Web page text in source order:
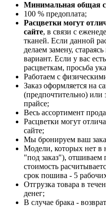
Минимальная общая
100 % предоплата;
Расцветки могут
сайте, в связи с
тканей. Если данной
делаем замену,
вариант. Если у вас
расцветкам, просьба
Работаем с
Заказ оформляется на
(предпочтительно) или
прайсе;
Весь ассортимент
Расцветки могут
сайте;
Мы бронируем ваш
Модели, которых нет в
"под заказ"), отшиваем
стоимость
срок пошива - 5
Отгрузка товара в
денег;
В случае брака -